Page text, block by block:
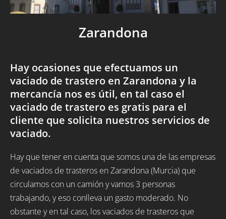
Zarandona
Hay ocasiones que efectuamos un
vaciado de trastero en Zarandona y la
mercancía nos es útil, en tal caso el
vaciado de trastero es gratis para el
cliente que solicita nuestros servicios de
vaciado.
Hay que tener en cuenta que somos una de las empresas
de vaciados de trasteros en Zarandona (Murcia) que
circulamos con un camión y vamos 3 personas
trabajando, y eso conlleva un gasto moderado. No
obstante y en tal caso, los vaciados de trasteros que